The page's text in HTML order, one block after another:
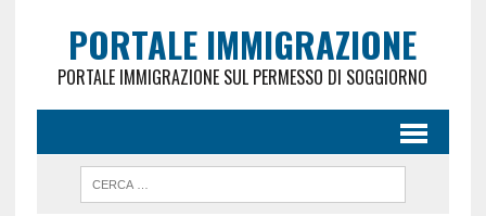
PORTALE IMMIGRAZIONE
PORTALE IMMIGRAZIONE SUL PERMESSO DI SOGGIORNO